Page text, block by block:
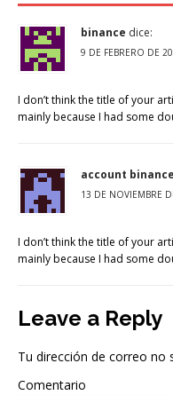
binance dice:
9 DE FEBRERO DE
I don’t think the title of your
mainly because I had some
account
13 DE NOVIEMBRE
I don’t think the title of your
mainly because I had some
Leave a Reply
Tu dirección de correo no
Comentario